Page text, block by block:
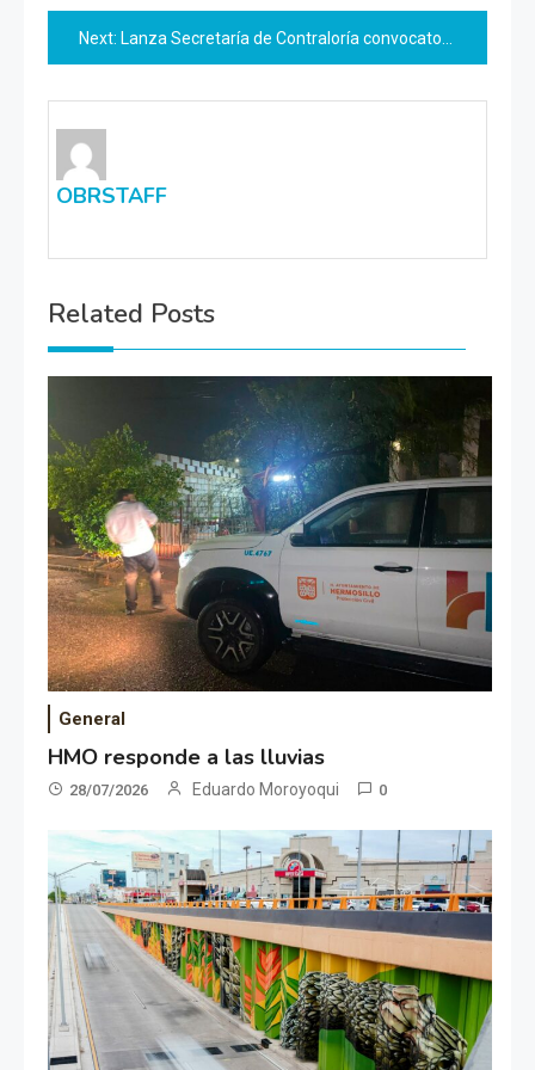
de
entradas
Next: Lanza Secretaría de Contraloría convocatoria para reconocer al Servidor y Servidora Íntegra del Año
OBRSTAFF
Related Posts
General
HMO responde a las lluvias
28/07/2026 Eduardo Moroyoqui 0